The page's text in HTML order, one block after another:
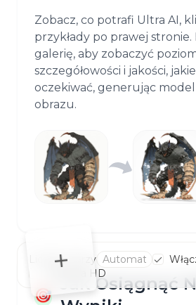
Liczba twarzy
Tekstura HD
Zobacz, co potrafi Ultra AI,
przykłady po prawej
galerię, aby zobaczyć
szczegółowości i jakości,
oczekiwać, generując model
obrazu.
🎯
Jak Osiągnąć